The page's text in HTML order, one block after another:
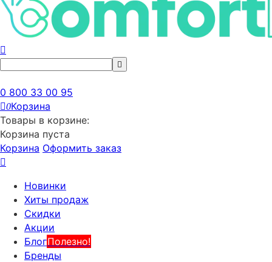
0 800 33 00 95
0Корзина
Товары в корзине:
Корзина пуста
Корзина Оформить заказ
Новинки
Хиты продаж
Скидки
Акции
БлогПолезно!
Бренды